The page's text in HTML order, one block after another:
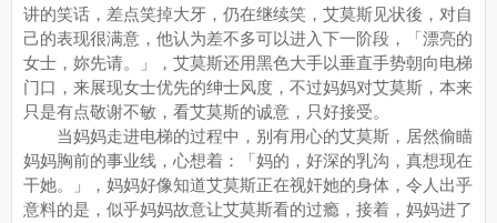
讲的笑话，差点笑掉大牙，仍在继续笑，艾莫斯见状後，对自
己的表现很满意，他认为差不多可以进入下一阶段，「漂亮的
女士，妳先请。」，艾莫斯还用黑色大手以垂直手势朝向电梯
门口，来展现女士优先的绅士风度，不过妈妈对艾莫斯，本来
只是有点敬谢不敏，看艾莫斯的诚意，只好接受。
当妈妈走进电梯的过程中，别有用心的艾莫斯，居然偷瞄
妈妈胸前的事业线，心想着：「妈的，好深的乳沟，真想现在
干她。」，妈妈好像知道艾莫斯正在视奸她的身体，令人出乎
意料的是，似乎妈妈故意让艾莫斯看的过瘾，接着，妈妈进了